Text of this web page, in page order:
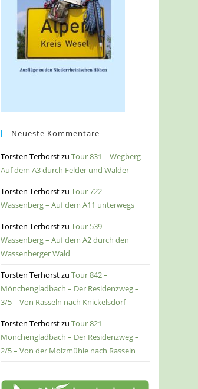
Neueste Kommentare
Torsten TerhorstzuTour 831 – Wegberg –
Auf dem A3 durch Felder und Wälder
Torsten TerhorstzuTour 722 –
Wassenberg – Auf dem A11 unterwegs
Torsten TerhorstzuTour 539 –
Wassenberg – Auf dem A2 durch den
Wassenberger Wald
Torsten TerhorstzuTour 842 –
Mönchengladbach – Der Residenzweg –
3/5 – Von Rasseln nach Knickelsdorf
Torsten TerhorstzuTour 821 –
Mönchengladbach – Der Residenzweg –
2/5 – Von der Molzmühle nach Rasseln